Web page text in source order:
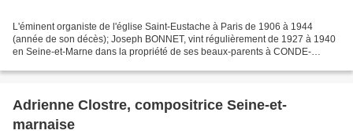
L'éminent organiste de l'église Saint-Eustache à Paris de 1906 à 1944
(année de son décès); Joseph BONNET, vint régulièrement de 1927 à 1940
en Seine-et-Marne dans la propriété de ses beaux-parents à CONDE-
Adrienne Clostre, compositrice Seine-et-
marnaise